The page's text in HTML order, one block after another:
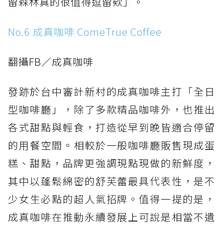
No.6 成真咖啡 ComeTrue Coffee
翻攝FB／成真咖啡
發跡於台中審計新村的成真咖啡主打「全日
型咖啡廳」，除了多款精品咖啡外，也推出
各式甜點與輕食，打造從早到晚皆適合停留
的用餐空間。相較於一般咖啡廳販售現成蛋
糕、甜點，品牌更強調現點現做的新鮮度，
其中以蓬鬆綿密的舒芙蕾最具代表性，是不
少女生必點的超人氣招牌。值得一提的是，
成真咖啡在推動永續發展上可說是相當不遺